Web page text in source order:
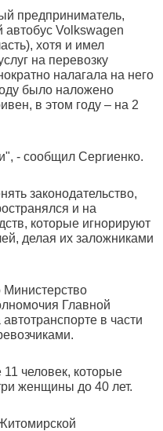
предприниматель,
Volkswagen
хотя и имел
на перевозку
налагала на него
было наложено
в этом году – на 2
- сообщил Сергиенко.
законодательство,
и на
которые игнорируют
делая их заложниками
Министерство
Главной
в части
человек, которые
женщины до 40 лет.